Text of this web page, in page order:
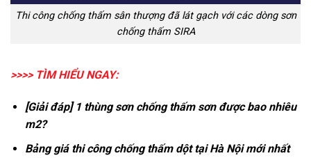
Thi công chống thấm sân thượng đã lát gạch với các dòng sơn
chống thấm SIRA
>>>> TÌM HIỂU NGAY:
[Giải đáp] 1 thùng sơn chống thấm sơn được bao nhiêu
m2?
Bảng giá thi côngchống thấm dột tại Hà Nộimới nhất